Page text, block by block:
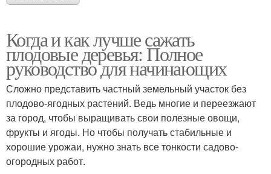
Когда и как лучше сажать
плодовые деревья: Полное
руководство для начинающих
Сложно представить частный земельный участок без
плодово-ягодных растений. Ведь многие и переезжают
за город, чтобы выращивать свои полезные овощи,
фрукты и ягоды. Но чтобы получать стабильные и
хорошие урожаи, нужно знать все тонкости садово-
огородных работ.